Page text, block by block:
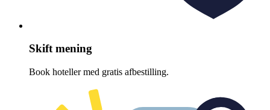
Skift mening
Book hoteller med gratis afbestilling.